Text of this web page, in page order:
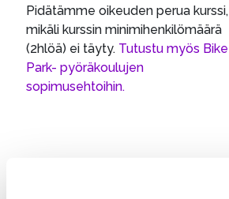
Pidätämme oikeuden perua kurssi,
mikäli kurssin minimihenkilömäärä
(2hlöä) ei täyty. Tutustu myös Bike
Park- pyöräkoulujen
sopimusehtoihin.